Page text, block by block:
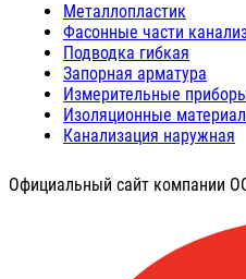
Металлопластик
Фасонные части
Подводка гибкая
Запорная арматура
Измерительные
Изоляционные
Канализация наружная
Официальный сайт компании